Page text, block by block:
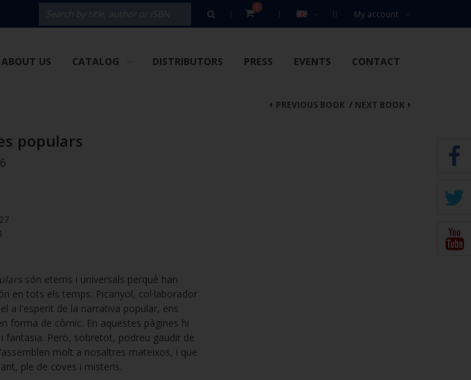
My account
0
ABOUT US CATALOG DISTRIBUTORS PRESS EVENTS CONTACT
NEXT BOOK
PREVIOUS BOOK /
populars
són eterns i universals perquè han
en tots els temps. Picanyol, col·laborador
a l'esperit de la narrativa popular, ens
forma de còmic. En aquestes pàgines hi
fantasia. Però, sobretot, podreu gaudir de
molt a nosaltres mateixos, i que
ple de coves i misteris.